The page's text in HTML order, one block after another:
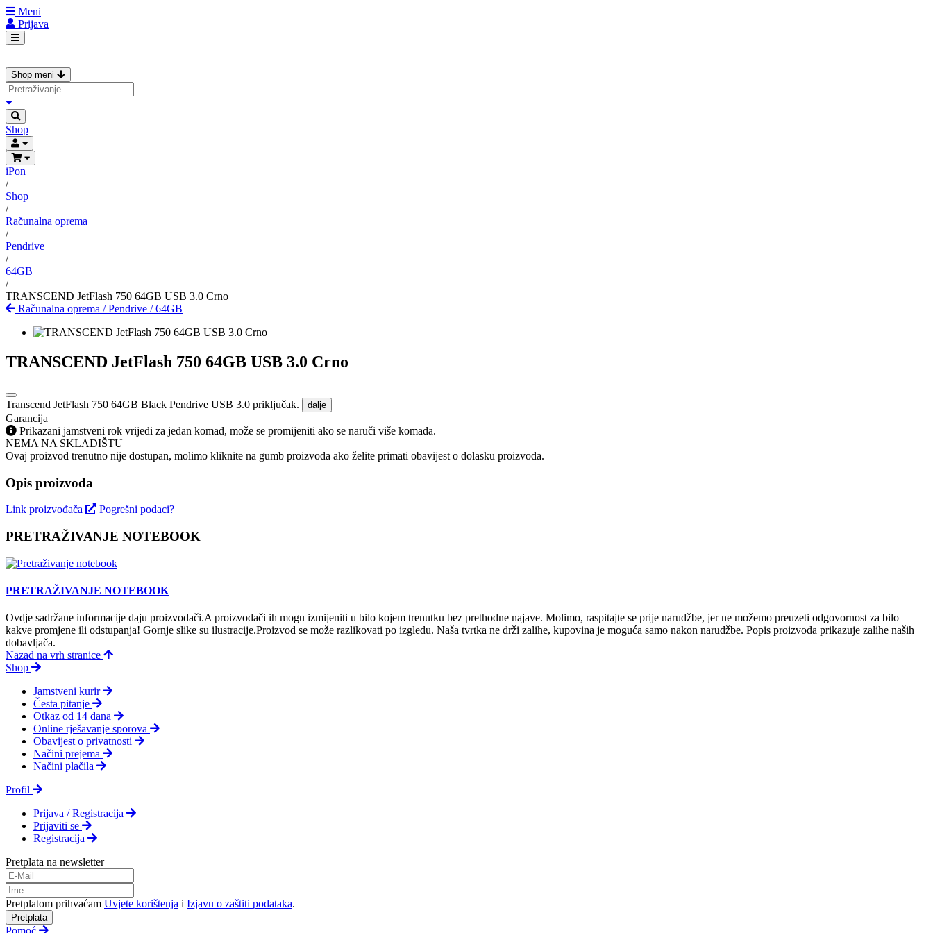
Meni
Prijava
Shop meni
Shop
iPon
/
Shop
/
Računalna oprema
/
Pendrive
/
64GB
/
TRANSCEND JetFlash 750 64GB USB 3.0 Crno
Računalna oprema /Pendrive /64GB
TRANSCEND JetFlash 750 64GB USB 3.0 Crno
Transcend JetFlash 750 64GB Black Pendrive USB 3.0 priključak. dalje
Garancija
Prikazani jamstveni rok vrijedi za jedan komad, može se promijeniti ako se naruči više komada.
NEMA NA SKLADIŠTU
Ovaj proizvod trenutno nije dostupan, molimo kliknite na gumb proizvoda ako želite primati obavijest o dolasku proizvoda.
Opis proizvoda
Link proizvođača Pogrešni podaci?
PRETRAŽIVANJE NOTEBOOK
PRETRAŽIVANJE NOTEBOOK
Ovdje sadržane informacije daju proizvodači.A proizvodači ih mogu izmijeniti u bilo kojem trenutku bez prethodne najave. Molimo, raspitajte se prije narudžbe, jer ne možemo preuzeti odgovornost za bilo
kakve promjene ili odstupanja! Gornje slike su ilustracije.Proizvod se može razlikovati po izgledu. Naša tvrtka ne drži zalihe, kupovina je moguća samo nakon narudžbe. Popis proizvoda prikazuje zalihe naših
dobavljača.
Nazad na vrh stranice
Shop
Jamstveni kurir
Česta pitanje
Otkaz od 14 dana
Online rješavanje sporova
Obavijest o privatnosti
Načini prejema
Načini plačila
Profil
Prijava / Registracija
Prijaviti se
Registracija
Pretplata na newsletter
Pretplatom prihvaćam Uvjete korištenja i Izjavu o zaštiti podataka.
Pretplata